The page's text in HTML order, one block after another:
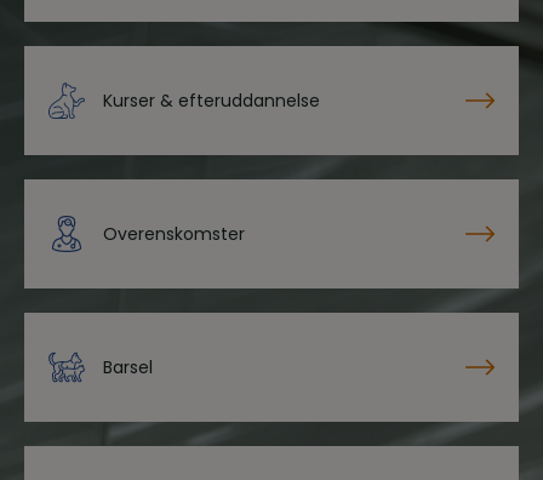
Kurser & efteruddannelse
Overenskomster
Barsel